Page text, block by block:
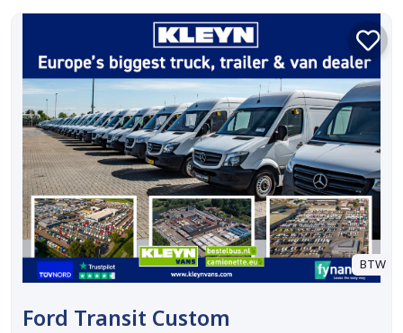
BTW
Ford Transit Custom